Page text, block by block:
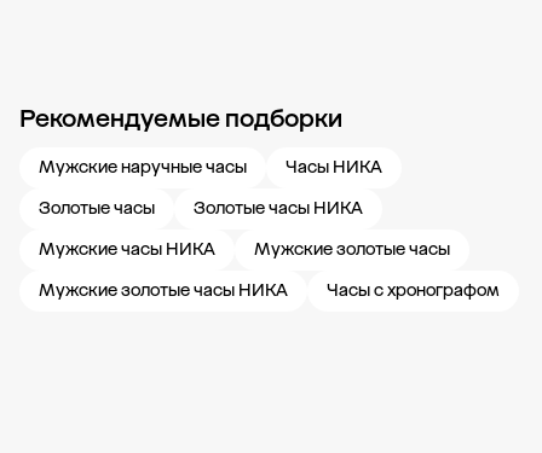
Рекомендуемые подборки
Мужские наручные часы
Часы НИКА
Золотые часы
Золотые часы НИКА
Мужские часы НИКА
Мужские золотые часы
Мужские золотые часы НИКА
Часы с хронографом
Новости компании Журнал ЗОЛОТОЙ Блог